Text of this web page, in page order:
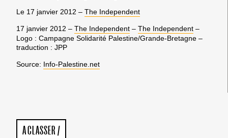
Le 17 janvier 2012 – The Independent
17 janvier 2012 – The Independent – The Independent –
Logo : Campagne Solidarité Palestine/Grande-Bretagne –
traduction : JPP
Source: Info-Palestine.net
A CLASSER/